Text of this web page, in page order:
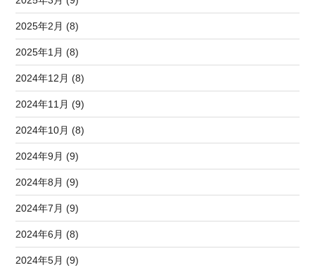
2025年2月 (8)
2025年1月 (8)
2024年12月 (8)
2024年11月 (9)
2024年10月 (8)
2024年9月 (9)
2024年8月 (9)
2024年7月 (9)
2024年6月 (8)
2024年5月 (9)